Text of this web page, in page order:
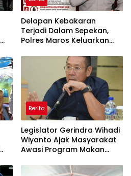
Delapan Kebakaran
Terjadi Dalam Sepekan,
Polres Maros Keluarkan
Masyarakat
Berita
Legislator Gerindra Wihadi
Wiyanto Ajak Masyarakat
Awasi Program Makan
Sasaran